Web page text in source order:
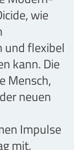
wie
und flexibel
kann. Die
Mensch,
neuen
Impulse
mit.